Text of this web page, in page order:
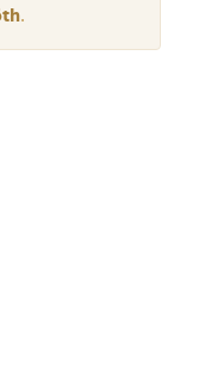
.